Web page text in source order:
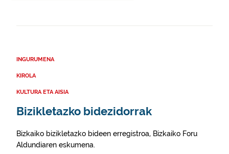
INGURUMENA
KIROLA
KULTURA ETA AISIA
Bizikletazko bidezidorrak
Bizkaiko bizikletazko bideen erregistroa, Bizkaiko Foru
Aldundiaren eskumena.